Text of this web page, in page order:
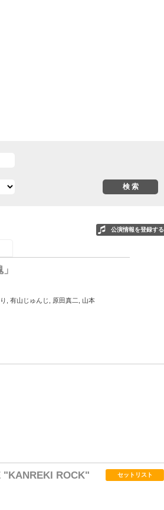
公演情報を登録する
, 有山じゅんじ, 原田真二, 山本
"KANREKI ROCK" セットリスト